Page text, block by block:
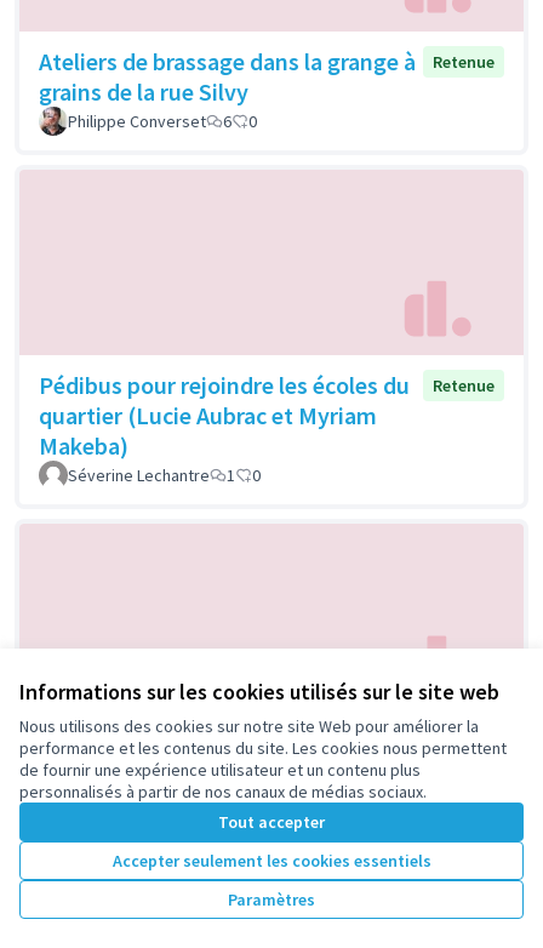
Informations sur les cookies utilisés sur le site web
Nous utilisons des cookies sur notre site Web pour améliorer la
performance et les contenus du site. Les cookies nous permettent
de fournir une expérience utilisateur et un contenu plus
personnalisés à partir de nos canaux de médias sociaux.
Tout accepter
Accepter seulement les cookies essentiels
Paramètres
Ateliers de brassage dans la grange à
grains de la rue Silvy
Retenue
Philippe Converset 6 0
Pédibus pour rejoindre les écoles du
quartier (Lucie Aubrac et Myriam
Makeba)
Retenue
Séverine Lechantre 1 0
LA MEILLEURE EQUIPE DE
NANTERRE ! => Un grand quiz en
plein air tous les mois à Nanterre
Retenue